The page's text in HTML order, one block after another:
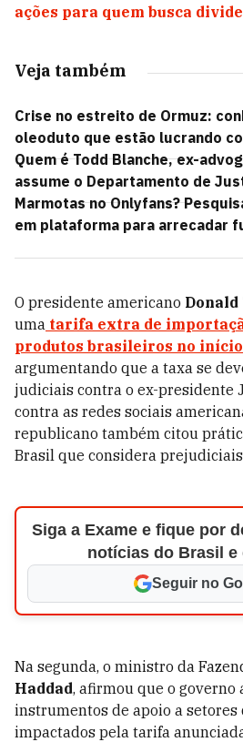
ações para quem busca
Veja também
Crise no estreito de Ormuz:
oleoduto que estão lucrando
Quem é Todd Blanche, ex-
assume o Departamento de
Marmotas no Onlyfans?
em plataforma para arrecadar
O presidente americano
uma tarifa extra de
produtos brasileiros no início
argumentando que a taxa se
judiciais contra o ex-presidente
contra as redes sociais
republicano também citou
Brasil que considera
Siga a Exame e fique por
notícias do Brasil e
Seguir no
Na segunda, o ministro da
Haddad, afirmou que o
instrumentos de apoio a setores
impactados pela tarifa